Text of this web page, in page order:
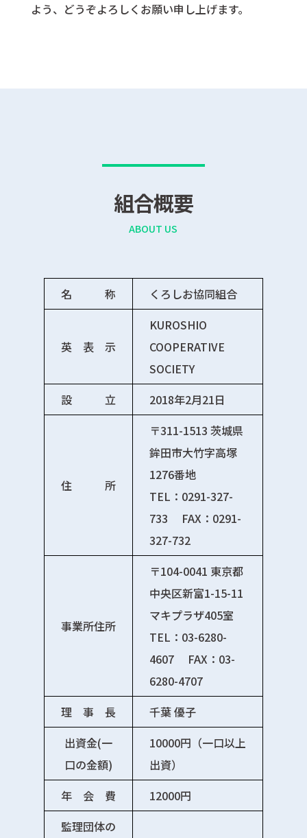
よう、どうぞよろしくお願い申し上げます。
組合概要
ABOUT US
名 称 くろしお協同組合
英 表 示
KUROSHIO
COOPERATIVE
SOCIETY
設 立
2018年2⽉21⽇
住 所
〒311-1513 茨城県
鉾⽥市⼤⽵字⾼塚
1276番地
TEL：0291-327-
733 FAX：0291-
327-732
事業所住所
〒104-0041 東京都
中央区新富1-15-11
マキプラザ405室
TEL：03-6280-
4607 FAX：03-
6280-4707
理 事 長
千葉 優⼦
出資金(一
口の金額)
10000円（⼀⼝以上
出資）
年 会 費
12000円
監理団体の